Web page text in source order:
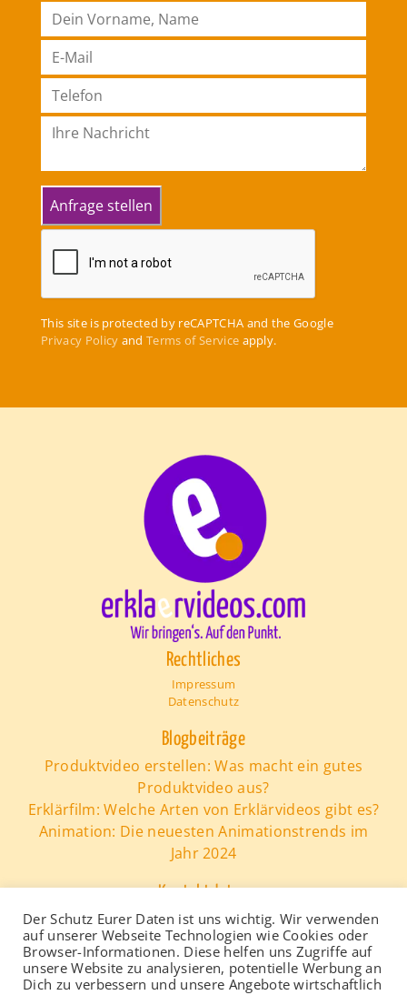
This site is protected by reCAPTCHA and the Google
Privacy Policy andTerms of Service apply.
Rechtliches
Impressum
Datenschutz
Blogbeiträge
Produktvideo erstellen: Was macht ein gutes
Produktvideo aus?
Erklärfilm: Welche Arten von Erklärvideos gibt es?
Animation: Die neuesten Animationstrends im
Jahr 2024
Kontaktdaten
erklaervideos.com
Tel.:0221 - 165 37 300
e-Mail: info@erklaervideos.com
Der Schutz Eurer Daten ist uns wichtig. Wir verwenden
auf unserer Webseite Technologien wie Cookies oder
Browser-Informationen. Diese helfen uns Zugriffe auf
unsere Website zu analysieren, potentielle Werbung an
Dich zu verbessern und unsere Angebote wirtschaftlich